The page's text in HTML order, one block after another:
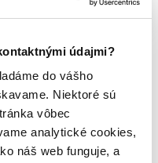
údajmi?
do vášho
Niektoré sú
vôbec
analytické cookies,
náš web funguje, a
má
Hatala)
7,40€